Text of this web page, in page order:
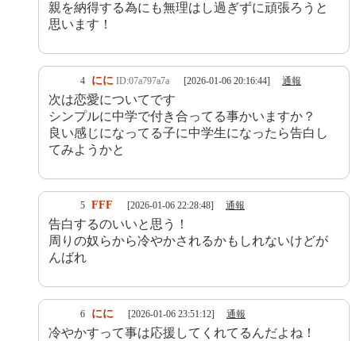
親を納得する為にも無理はし過ぎずに頑張ろうと
思います！
4 にに ID:07a797a7a [2026-01-06 20:16:44] 通報
次は恋愛についてです
シンプルに中学で付き合ってる事かいますか？
良い感じになってる子に中学生になったら告白し
てみようかと
5 FFF [2026-01-06 22:28:48] 通報
告白するのいいと思う！
周りの奴らから冷やかされるかもしれないけどが
んばれ
6 にに [2026-01-06 23:51:12] 通報
冷やかすって事は応援してくれてるんだよね！